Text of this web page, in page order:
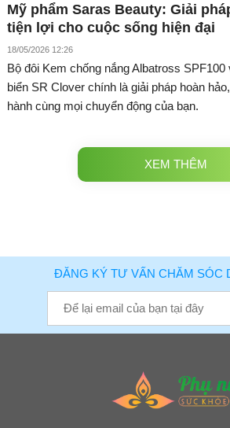
Mỹ phẩm Saras Beauty: Giải
tiện lợi cho cuộc sống hiện đại
18/05/2026 12:26
Bộ đôi Kem chống nắng Albatross
biển SR Clover chính là giải pháp hoàn
hành cùng mọi chuyển động của bạn.
XEM THÊM
ĐĂNG KÝ TƯ VẤN CHĂM SÓC